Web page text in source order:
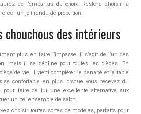
de l’embarras du choix. Reste à choisir la
un joli rendu de proportion.
chouchous des intérieurs
plus en faire l’impasse. Il s’agit de l’un des
mais il se décline pour toutes les pièces. En
de vie, il vient compléter le canapé et la table
confortable en plus lorsque vous recevez du
pour faire de lui une excellente alternative aux
un bel ensemble de salon.
choisir toutes sortes de modèles, parfaits pour